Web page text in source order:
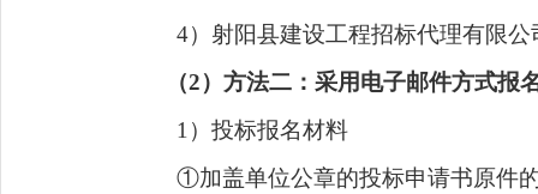
4） 射阳县建设工程招标代理有限公
（2）方法二：采用电子邮件方式报
1）投标报名材料
①加盖单位公章的投标申请书原件